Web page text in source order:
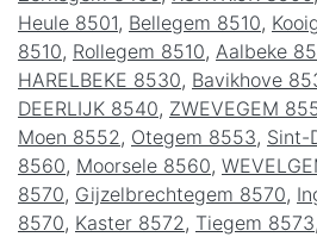
Heule 8501, Bellegem 8510,
8510, Rollegem 8510, Aalbeke
HARELBEKE 8530, Bavikhove
DEERLIJK 8540, ZWEVEGEM
Moen 8552 , Otegem 8553, Sint-
8560, Moorsele 8560,
8570, Gijzelbrechtegem 8570,
8570, Kaster 8572 , Tiegem 8573